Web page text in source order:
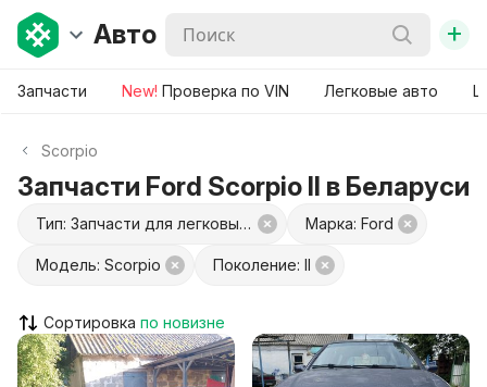
Авто +
Запчасти New! Проверка по VIN Легковые авто
Scorpio
Запчасти Ford Scorpio II в Беларуси
Тип: Запчасти для легковых авто Марка: Ford
Модель: Scorpio Поколение: II
Сортировка